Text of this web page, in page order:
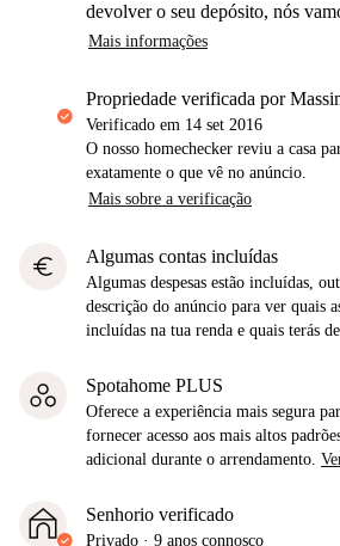
devolver o seu depósito, nós
Mais informações
propriedade verificada por
Verificado em 14 set 2016
O nosso homechecker reviu a casa
exatamente o que vê no anúncio.
Mais sobre a verificação
euro Algumas contas incluídas
Algumas despesas estão incluídas,
descrição do anúncio para ver quais
incluídas na tua renda e quais terás
Spotahome PLUS
Oferece a experiência mais segura
fornecer acesso aos mais altos
adicional durante o arrendamento.
Senhorio verificado
Privado · 9 anos connosco